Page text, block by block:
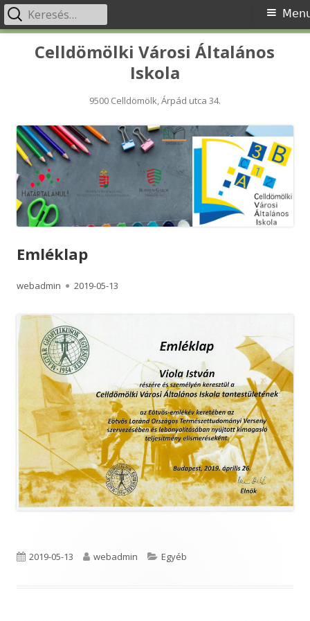
Celldömölki Városi Általános
Iskola
9500 Celldömölk, Árpád utca 34.
Primary
Menu
Keresés:
Emléklap
Author
webadmin
Published
2019-05-13
Published
2019-05-13 Author
webadmin Categories
Egyéb